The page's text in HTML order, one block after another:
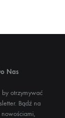
Nas
by otrzymywać
Bądź na